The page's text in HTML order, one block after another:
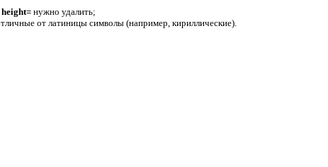
нужно удалить;
от латиницы символы (например, кириллические).